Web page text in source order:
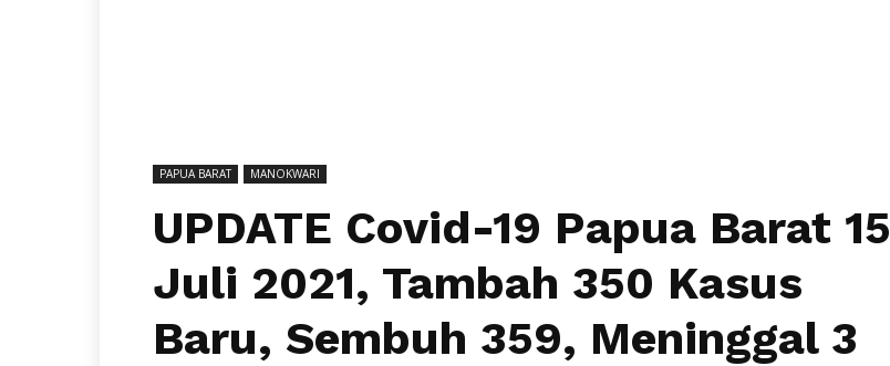
PAPUA BARAT MANOKWARI
UPDATE Covid-19 Papua Barat 15
Juli 2021, Tambah 350 Kasus
Baru, Sembuh 359, Meninggal 3